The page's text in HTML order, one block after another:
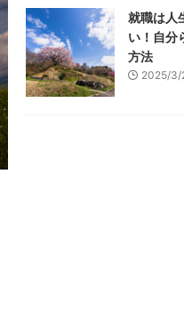
就職は人
い！自分
方法
2025/3/